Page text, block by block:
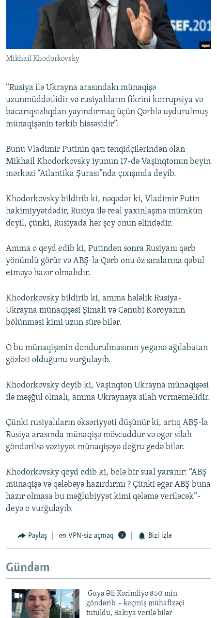
İNFOQRAFIKA
KARIKATURA
AZƏRBAYCAN ƏDƏBIYYATI KITABXANASI
İSLAM VƏ DEMOKRATIYA
İZ - MƏDƏNIYYƏT PROQRAMI
MISSIYAMIZ
PEŞƏ ETIKASI VƏ JURNALISTIKA STANDARTLARIMIZ
MATERIALLARIMIZDAN ISTIFADƏ
AZADLIQRADIOSU MOBIL TELEFONUNUZDA
XƏBƏR BÜLLETENLƏRIMIZ
RFE/RL-in bütün saytları
Mikhail Khodorkovsky
“Rusiya ilə Ukrayna arasındakı münaqişə
uzunmüddətlidir və rusiyalıların fikrini korrupsiya və
bacarıqsızlıqdan yayındırmaq üçün Qərblə uydurulmuş
münaqişənin tərkib hissəsidir”.
Bunu Vladimir Putinin qatı tənqidçilərindən olan
Mikhail Khodorkovsky iyunun 17-də Vaşinqtonun beyin
mərkəzi “Atlantika Şurası”nda çıxışında deyib.
Khodorkovsky bildirib ki, nəqədər ki, Vladimir Putin
hakimiyyətdədir, Rusiya ilə real yaxınlaşma mümkün
deyil, çünki, Rusiyada hər şey onun əlindədir.
Amma o qeyd edib ki, Putindən sonra Rusiyanı qərb
yönümlü görür və ABŞ-la Qərb onu öz sıralarına qəbul
etməyə hazır olmalıdır.
Khodorkovsky bildirib ki, amma hələlik Rusiya-
Ukrayna münaqişəsi Şimali və Cənubi Koreyanın
bölünməsi kimi uzun sürə bilər.
O bu münaqişənin dondurulmasının yeganə ağılabatan
gözləti olduğunu vurğulayıb.
Khodorkovsky deyib ki, Vaşinqton Ukrayna münaqişəsi
ilə məşğul olmalı, amma Ukraynaya silah verməməlidir.
Çünki rusiyalıların əksəriyyəti düşünür ki, artıq ABŞ-la
Rusiya arasında münaqişə mövcuddur və əgər silah
göndərilsə vəziyyət münaqişəyə doğru gedə bilər.
Khodorkovsky qeyd edib ki, belə bir sual yaranır: “ABŞ
münaqişə və qələbəyə hazırdırmı ? Çünki əgər ABŞ buna
hazır olmasa bu məğlubiyyət kimi qələmə veriləcək”-
deyə o vurğulayıb.
Paylaş VPN-siz açmaq Bizi izlə
Gündəm
'Guya Əli Kərimliyə 850 min
göndərib' – keçmiş mühafizəçi
tutuldu, Bakıya verilə bilər